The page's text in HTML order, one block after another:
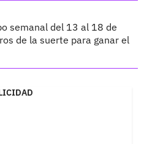
semanal del 13 al 18 de
de la suerte para ganar el